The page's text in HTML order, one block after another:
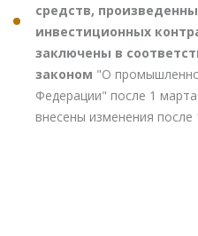
средств,
инвестиционных
заключены в
законом "О
Федерации" после 1
внесены изменения после